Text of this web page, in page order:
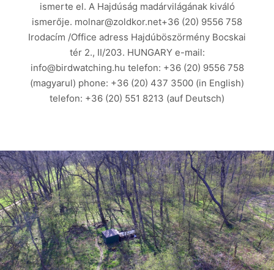
ismerte el. A Hajdúság madárvilágának kiváló
ismerője. molnar@zoldkor.net+36 (20) 9556 758
Irodacím /Office adress Hajdúböszörmény Bocskai
tér 2., II/203. HUNGARY e-mail:
info@birdwatching.hu telefon: +36 (20) 9556 758
(magyarul) phone: +36 (20) 437 3500 (in English)
telefon: +36 (20) 551 8213 (auf Deutsch)